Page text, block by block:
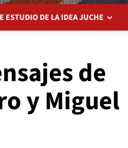
ESTUDIO DE LA IDEA JUCHE
de
y Miguel